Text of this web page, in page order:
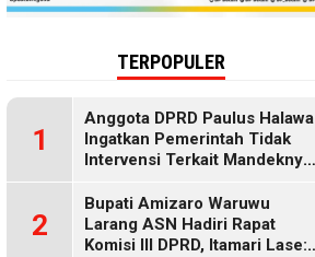
TERPOPULER
1
Anggota DPRD Paulus Halawa
Ingatkan Pemerintah Tidak
Intervensi Terkait Mandeknya
2
Bupati Amizaro Waruwu
Larang ASN Hadiri Rapat
Komisi III DPRD, Itamari Lase: